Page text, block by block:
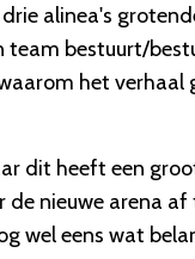
alinea's
team bestuurt/
het
dit heeft een
nieuwe arena
wel eens wat